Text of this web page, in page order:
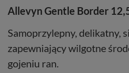
Allevyn Gentle Border
Samoprzylepny, delikatny,
zapewniający wilgotne
gojeniu ran.